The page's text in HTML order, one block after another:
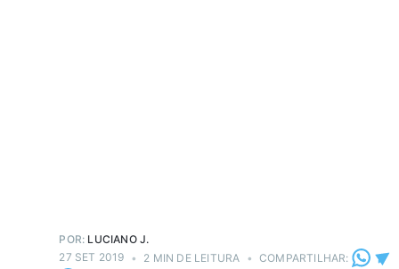
POR: LUCIANO J.
27 SET 2019 • 2 MIN DE LEITURA • COMPARTILHAR: